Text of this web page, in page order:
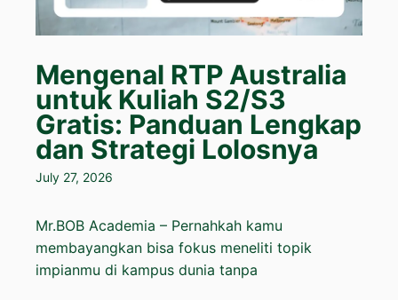
Mengenal RTP Australia
untuk Kuliah S2/S3
Gratis: Panduan Lengkap
dan Strategi Lolosnya
July 27, 2026
Mr.BOB Academia – Pernahkah kamu
membayangkan bisa fokus meneliti topik
impianmu di kampus dunia tanpa